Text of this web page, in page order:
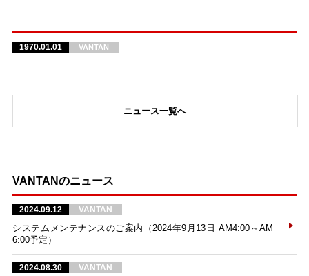
1970.01.01 VANTAN
ニュース一覧へ
VANTANのニュース
2024.09.12 VANTAN
システムメンテナンスのご案内（2024年9月13日 AM4:00～AM
6:00予定）
2024.08.30 VANTAN